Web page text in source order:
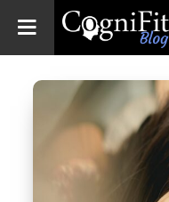
Blog: Brain
Health
News
Brain Training,
Mental Health, and